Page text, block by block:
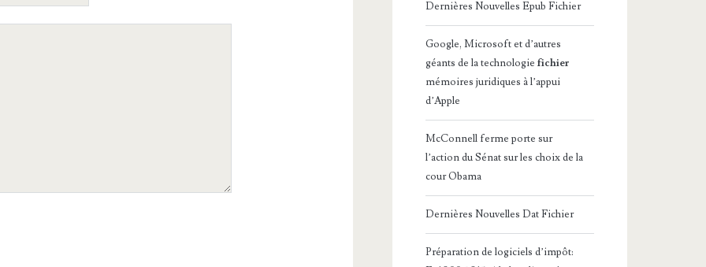
Dernières Nouvelles Epub Fichier
Google, Microsoft et d’autres
géants de la technologiefichier
mémoires juridiques à l’appui
d’Apple
McConnell ferme porte sur
l’action du Sénat sur les choix de la
cour Obama
Dernières Nouvelles Dat Fichier
Préparation de logiciels d’impôt: